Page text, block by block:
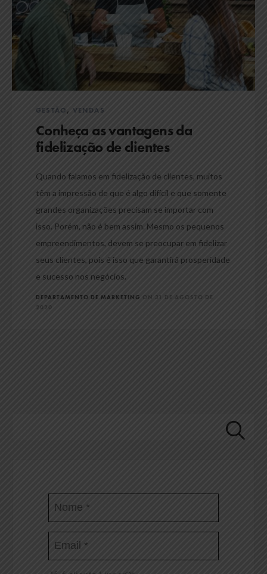
GESTÃO , VENDAS
Conheça as vantagens da
fidelização de clientes
Quando falamos em fidelização de clientes, muitos
têm a impressão de que é algo difícil e que somente
grandes organizações precisam se importar com
isso. Porém, não é bem assim. Mesmo os pequenos
empreendimentos, devem se preocupar em fidelizar
seus clientes, pois é isso que garantirá prosperidade
e sucesso nos negócios.
DEPARTAMENTO DE MARKETING ON 31 DE AGOSTO DE
2020